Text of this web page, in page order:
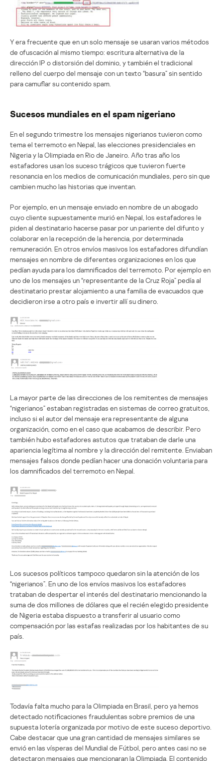
Y era frecuente que en un solo mensaje se usaran varios métodos
de ofuscación al mismo tiempo: escritura alternativa de la
dirección IP o distorsión del dominio, y también el tradicional
relleno del cuerpo del mensaje con un texto “basura” sin sentido
para camuflar su contenido spam.
Sucesos mundiales en el spam nigeriano
En el segundo trimestre los mensajes nigerianos tuvieron como
tema el terremoto en Nepal, las elecciones presidenciales en
Nigeria y la Olimpiada en Rio de Janeiro. Año tras año los
estafadores usan los suceso trágicos que tuvieron fuerte
resonancia en los medios de comunicación mundiales, pero sin que
cambien mucho las historias que inventan.
Por ejemplo, en un mensaje enviado en nombre de un abogado
cuyo cliente supuestamente murió en Nepal, los estafadores le
piden al destinatario hacerse pasar por un pariente del difunto y
colaborar en la recepción de la herencia, por determinada
remuneración. En otros envíos masivos los estafadores difundían
mensajes en nombre de diferentes organizaciones en los que
pedían ayuda para los damnificados del terremoto. Por ejemplo en
uno de los mensajes un “representante de la Cruz Roja” pedía al
destinatario prestar alojamiento a una familia de evacuados que
decidieron irse a otro país e invertir allí su dinero.
La mayor parte de las direcciones de los remitentes de mensajes
“nigerianos” estaban registradas en sistemas de correo gratuitos,
incluso si el autor del mensaje era representante de alguna
organización, como en el caso que acabamos de describir. Pero
también hubo estafadores astutos que trataban de darle una
apariencia legítima al nombre y la dirección del remitente. Enviaban
mensajes falsos donde pedían hacer una donación voluntaria para
los damnificados del terremoto en Nepal.
Los sucesos políticos tampoco quedaron sin la atención de los
“nigerianos”. En uno de los envíos masivos los estafadores
trataban de despertar el interés del destinatario mencionando la
suma de dos millones de dólares que el recién elegido presidente
de Nigeria estaba dispuesto a transferir al usuario como
compensación por las estafas realizadas por los habitantes de su
país.
Todavía falta mucho para la Olimpiada en Brasil, pero ya hemos
detectado notificaciones fraudulentas sobre premios de una
supuesta lotería organizada por motivo de este suceso deportivo.
Cabe destacar que una gran cantidad de mensajes similares se
envió en las vísperas del Mundial de Fútbol, pero antes casi no se
detectaron mensajes que mencionaran la Olimpiada. El contenido